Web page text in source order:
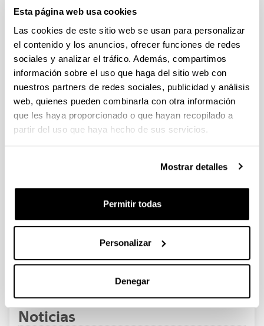
Esta página web usa cookies
Las cookies de este sitio web se usan para personalizar
el contenido y los anuncios, ofrecer funciones de redes
sociales y analizar el tráfico. Además, compartimos
información sobre el uso que haga del sitio web con
nuestros partners de redes sociales, publicidad y análisis
web, quienes pueden combinarla con otra información
que les haya proporcionado o que hayan recopilado a
partir del uso que haya hecho de sus servicios.
Mostrar detalles
Permitir todas
Personalizar
Denegar
19/07/2023 Se ha publicado la propuesta de adjudicación
CONVOCATORIA AYUDAS PARA LA FINANCIACIÓN DE
PLANES DE INVESTIGACIÓN EN COOPERACIÓN EN EL
ÁREA DE LA INTELIGENCIA ARTIFICIAL
DESARROLLADOS POR GRUPOS DE INVESTIGACIÓN
INTERDISCIPLINARES
Plazo de presentación cerrado: 13/07/2023 - 15/09/2023 23:59
EL PLAZO INTERNO DE PRESENTACIÓN DE SOLICITUDES
ES DEL 13/07/2023 AL 08/09/2023 (INCLUSIVE).
Innovación para incentivar la consolidación investigadora
14/07/2023 - Plazo interno para presentación de solicitudes:
Páginas intermedias Use TAB para desplazarse.
PáginaPágina
Noticias